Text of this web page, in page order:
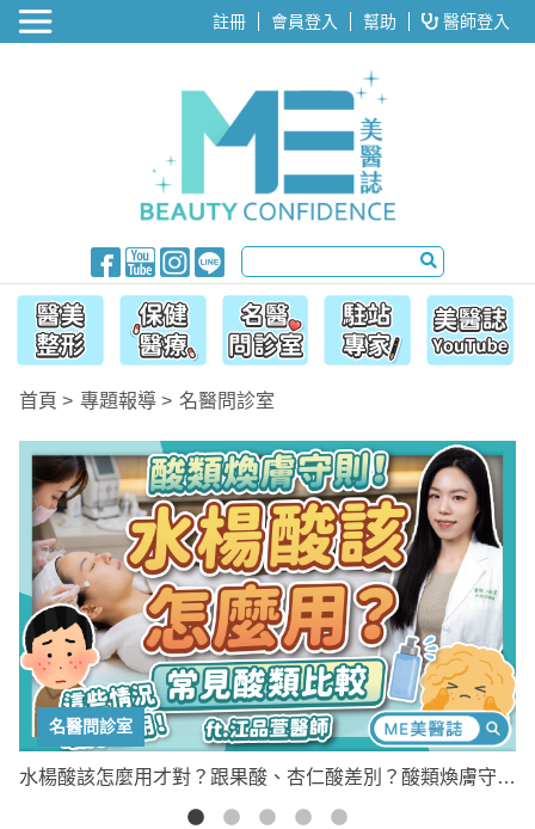
醫美整形 註冊 會員登入 幫助 醫師登入
首頁 專題報導 名醫問診室
名醫問診室
水楊酸該怎麼用才對？跟果酸、杏仁酸差別？酸類煥膚守則